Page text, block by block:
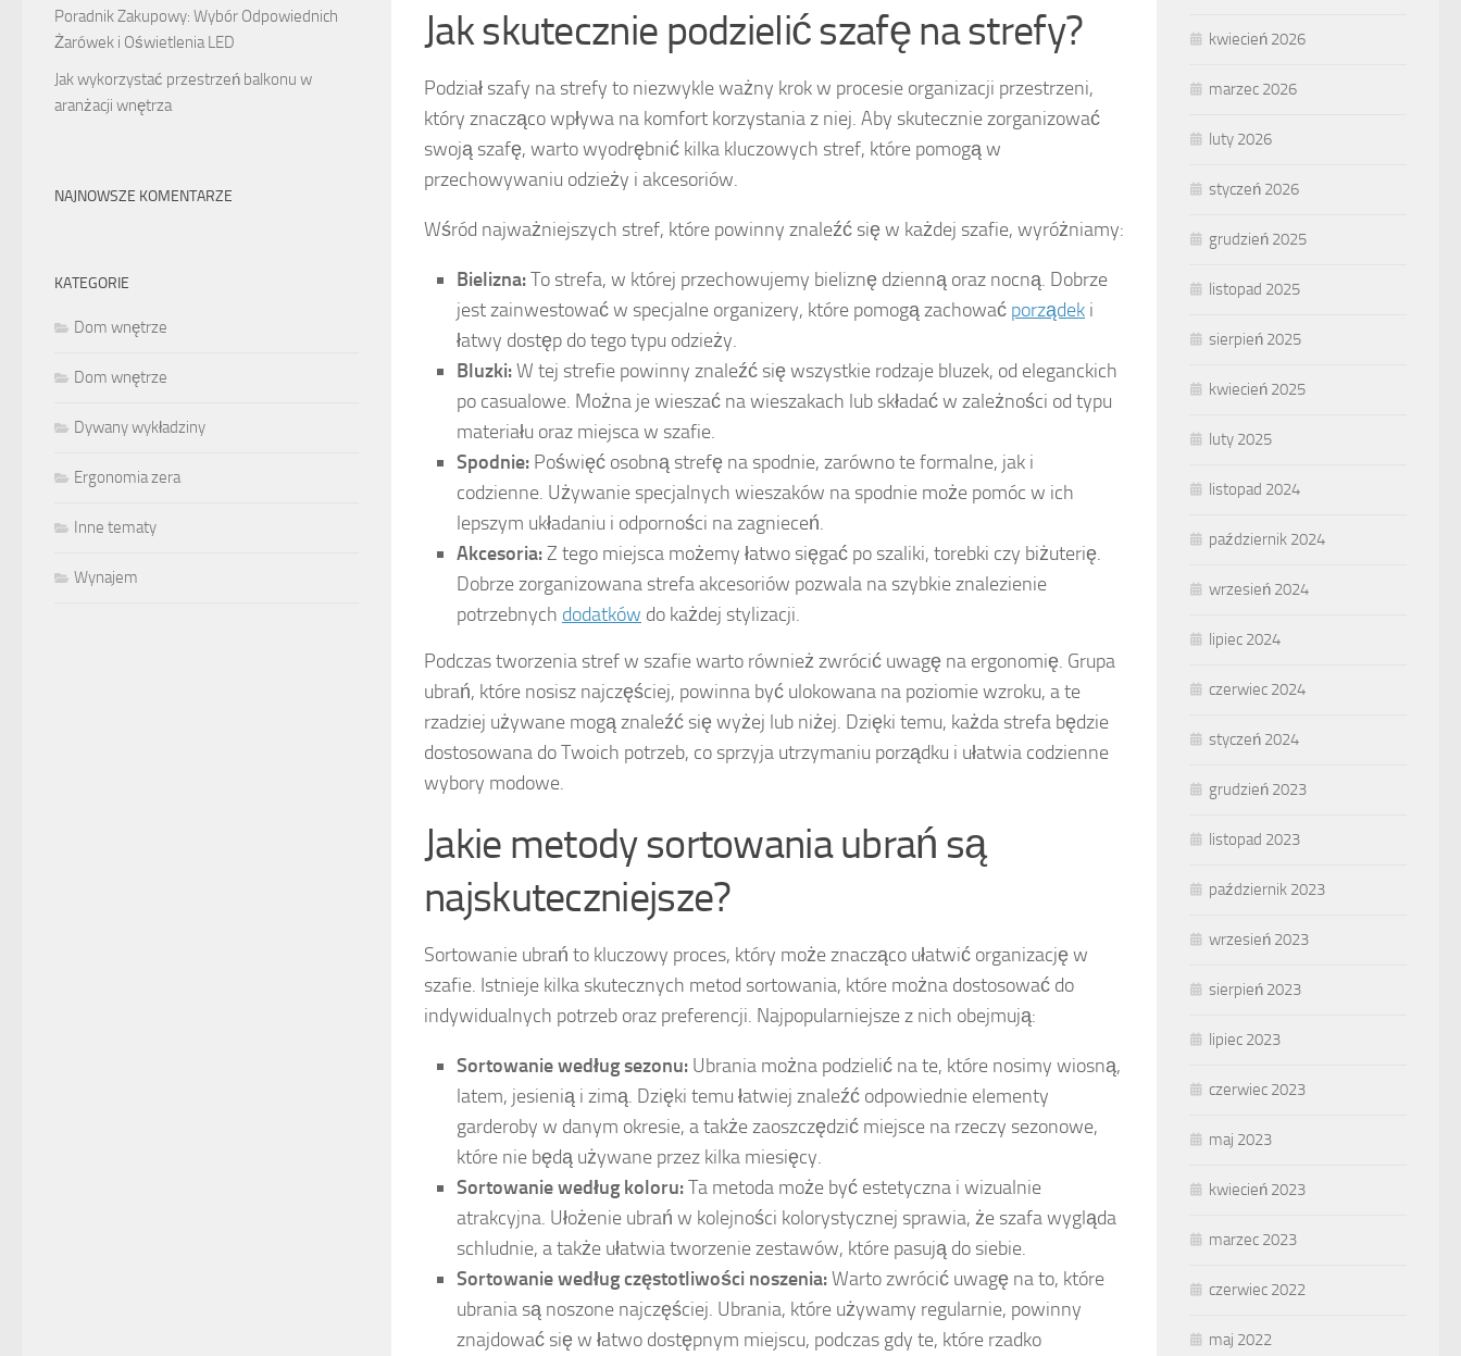
Jak skutecznie podzielić szafę na strefy?
Podział szafy na strefy to niezwykle ważny krok w procesie organizacji przestrzeni,
który znacząco wpływa na komfort korzystania z niej. Aby skutecznie zorganizować
swoją szafę, warto wyodrębnić kilka kluczowych stref, które pomogą w
przechowywaniu odzieży i akcesoriów.
Wśród najważniejszych stref, które powinny znaleźć się w każdej szafie, wyróżniamy:
Bielizna:To strefa, w której przechowujemy bieliznę dzienną oraz nocną. Dobrze
jest zainwestować w specjalne organizery, które pomogą zachować porządek i
łatwy dostęp do tego typu odzieży.
Bluzki:W tej strefie powinny znaleźć się wszystkie rodzaje bluzek, od eleganckich
po casualowe. Można je wieszać na wieszakach lub składać w zależności od typu
materiału oraz miejsca w szafie.
Spodnie: Poświęć osobną strefę na spodnie, zarówno te formalne, jak i
codzienne. Używanie specjalnych wieszaków na spodnie może pomóc w ich
lepszym układaniu i odporności na zagnieceń.
Akcesoria:Z tego miejsca możemy łatwo sięgać po szaliki, torebki czy biżuterię.
Dobrze zorganizowana strefa akcesoriów pozwala na szybkie znalezienie
potrzebnych dodatków do każdej stylizacji.
Podczas tworzenia stref w szafie warto również zwrócić uwagę na ergonomię. Grupa
ubrań, które nosisz najczęściej, powinna być ulokowana na poziomie wzroku, a te
rzadziej używane mogą znaleźć się wyżej lub niżej. Dzięki temu, każda strefa będzie
dostosowana do Twoich potrzeb, co sprzyja utrzymaniu porządku i ułatwia codzienne
wybory modowe.
Jakie metody sortowania ubrań są
najskuteczniejsze?
Sortowanie ubrań to kluczowy proces, który może znacząco ułatwić organizację w
szafie. Istnieje kilka skutecznych metod sortowania, które można dostosować do
indywidualnych potrzeb oraz preferencji. Najpopularniejsze z nich obejmują:
Sortowanie według sezonu: Ubrania można podzielić na te, które nosimy wiosną,
latem, jesienią i zimą. Dzięki temu łatwiej znaleźć odpowiednie elementy
garderoby w danym okresie, a także zaoszczędzić miejsce na rzeczy sezonowe,
które nie będą używane przez kilka miesięcy.
Sortowanie według koloru:Ta metoda może być estetyczna i wizualnie
atrakcyjna. Ułożenie ubrań w kolejności kolorystycznej sprawia, że szafa wygląda
schludnie, a także ułatwia tworzenie zestawów, które pasują do siebie.
Sortowanie według częstotliwości noszenia:Warto zwrócić uwagę na to, które
ubrania są noszone najczęściej. Ubrania, które używamy regularnie, powinny
znajdować się w łatwo dostępnym miejscu, podczas gdy te, które rzadko
Poradnik Zakupowy: Wybór Odpowiednich
Żarówek i Oświetlenia LED
Jak wykorzystać przestrzeń balkonu w
aranżacji wnętrza
NAJNOWSZE KOMENTARZE
KATEGORIE
Dom wnętrze
Dom wnętrze
Dywany wykładziny
Ergonomia zera
Inne tematy
Wynajem
kwiecień 2026
marzec 2026
luty 2026
styczeń 2026
grudzień 2025
listopad 2025
sierpień 2025
kwiecień 2025
luty 2025
listopad 2024
październik 2024
wrzesień 2024
lipiec 2024
czerwiec 2024
styczeń 2024
grudzień 2023
listopad 2023
październik 2023
wrzesień 2023
sierpień 2023
lipiec 2023
czerwiec 2023
maj 2023
kwiecień 2023
marzec 2023
czerwiec 2022
maj 2022